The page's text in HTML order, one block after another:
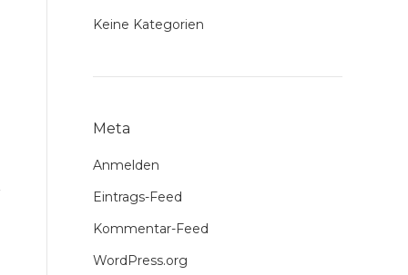
Keine Kategorien
Meta
Anmelden
Eintrags-Feed
Kommentar-Feed
WordPress.org